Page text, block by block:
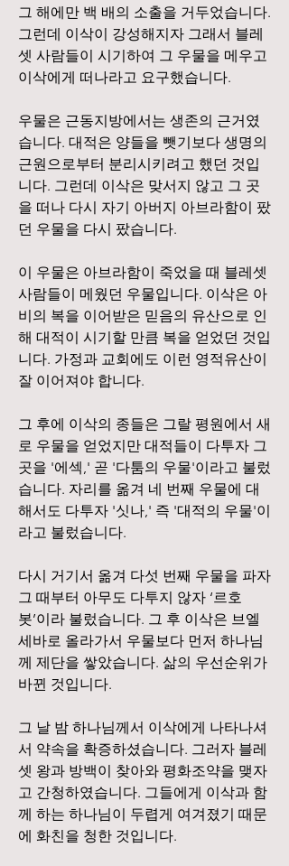
그 해에만 백 배의 소출을 거두었습니다.
그런데 이삭이 강성해지자 그래서 블레
셋 사람들이 시기하여 그 우물을 메우고
이삭에게 떠나라고 요구했습니다.
우물은 근동지방에서는 생존의 근거였
습니다. 대적은 양들을 뺏기보다 생명의
근원으로부터 분리시키려고 했던 것입
니다. 그런데 이삭은 맞서지 않고 그 곳
을 떠나 다시 자기 아버지 아브라함이 팠
던 우물을 다시 팠습니다.
이 우물은 아브라함이 죽었을 때 블레셋
사람들이 메웠던 우물입니다. 이삭은 아
비의 복을 이어받은 믿음의 유산으로 인
해 대적이 시기할 만큼 복을 얻었던 것입
니다. 가정과 교회에도 이런 영적유산이
잘 이어져야 합니다.
그 후에 이삭의 종들은 그랄 평원에서 새
로 우물을 얻었지만 대적들이 다투자 그
곳을 '에섹,' 곧 '다툼의 우물'이라고 불렀
습니다. 자리를 옮겨 네 번째 우물에 대
해서도 다투자 '싯나,' 즉 '대적의 우물'이
라고 불렀습니다.
다시 거기서 옮겨 다섯 번째 우물을 파자
그 때부터 아무도 다투지 않자 ‘르호
봇’이라 불렀습니다. 그 후 이삭은 브엘
세바로 올라가서 우물보다 먼저 하나님
께 제단을 쌓았습니다. 삶의 우선순위가
바뀐 것입니다.
그 날 밤 하나님께서 이삭에게 나타나셔
서 약속을 확증하셨습니다. 그러자 블레
셋 왕과 방백이 찾아와 평화조약을 맺자
고 간청하였습니다. 그들에게 이삭과 함
께 하는 하나님이 두렵게 여겨졌기 때문
에 화친을 청한 것입니다.